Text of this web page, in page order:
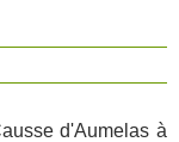
d'Aumelas à